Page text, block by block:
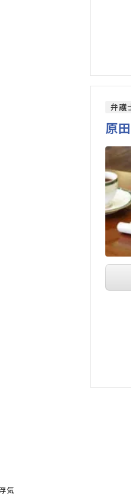
弁護
原
気